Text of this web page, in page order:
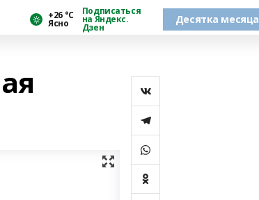
+26 °С
Ясно
Подписаться
на Яндекс.
Дзен
Десятка месяца